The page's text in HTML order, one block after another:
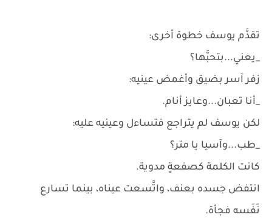
تقدَّم يوسف خطوة أخرى:
_يعني...بتحبَّها؟
زفر آسر بضيق وأغمض عينيه:
_أنا تعبان...وعايز أنام.
لكن يوسف لم يتراجع فتساءل وعينيه عليه:
_طب...وآسيا يا متر؟
كانت الكلمة كصفعةٍ مدوية.
انتفض جسده بعنف، واتَّسعت عيناه، بينما تسارع
نَفَسه فجأة.